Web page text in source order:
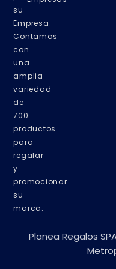
su
Empresa.
Contamos
con
una
amplia
variedad
de
700
productos
para
regalar
y
promocionar
su
marca.
Planea Regalos